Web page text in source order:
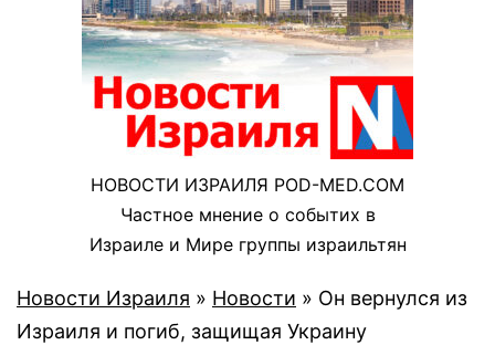
НОВОСТИ ИЗРАИЛЯ POD-MED.COM
Частное мнение о событих в
Израиле и Мире группы израильтян
Новости Израиля » Новости » Он вернулся из
Израиля и погиб, защищая Украину